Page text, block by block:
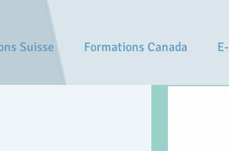
Suisse Formations Canada